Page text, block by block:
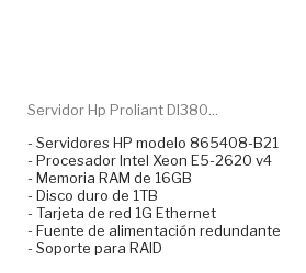
Servidor Hp Proliant Dl380...
- Servidores HP modelo 865408-B21
- Procesador Intel Xeon E5-2620 v4
- Memoria RAM de 16GB
- Disco duro de 1TB
- Tarjeta de red 1G Ethernet
- Fuente de alimentación redundante
- Soporte para RAID